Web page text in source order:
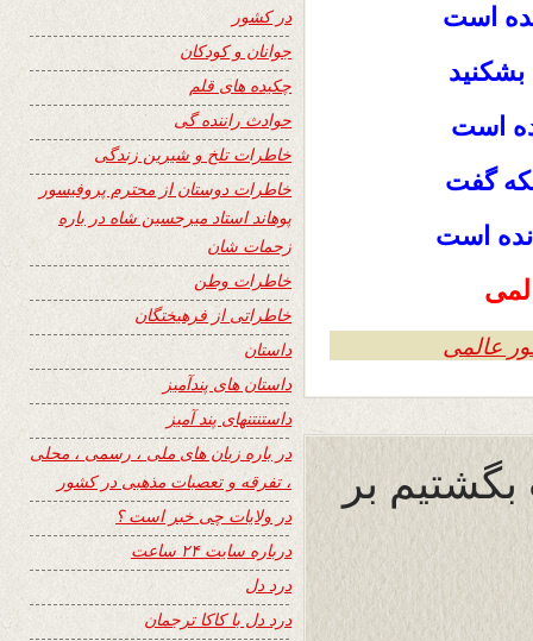
است
است
گفت
است
عالمی
بر
در کشور
جوانان و کودکان
چکیده های قلم
حوادث راننده گی
خاطرات تلخ و شیرین زندگی
خاطرات دوستان از محترم پروفیسور
پوهاند استاد میرحسین شاه در باره
زحمات شان
خاطرات وطن
خاطراتی از فرهیختگان
داستان
داستان های پندآمیز
داستنتنهای پند آمیز
در باره زبان های ملی ، رسمی ، محلی
، تفرقه و تعصبات مذهبی در کشور
در ولایات چی خبر است ؟
درباره سایت ۲۴ ساعت
درد دل
درد دل با کاکا ترجمان